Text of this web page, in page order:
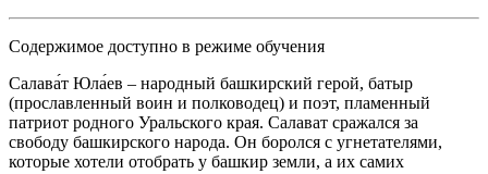
Содержимое доступно в режиме обучения
Салава́т Юла́ев – народный башкирский герой, батыр
(прославленный воин и полководец) и поэт, пламенный
патриот родного Уральского края. Салават сражался за
свободу башкирского народа. Он боролся с угнетателями,
которые хотели отобрать у башкир земли, а их самих